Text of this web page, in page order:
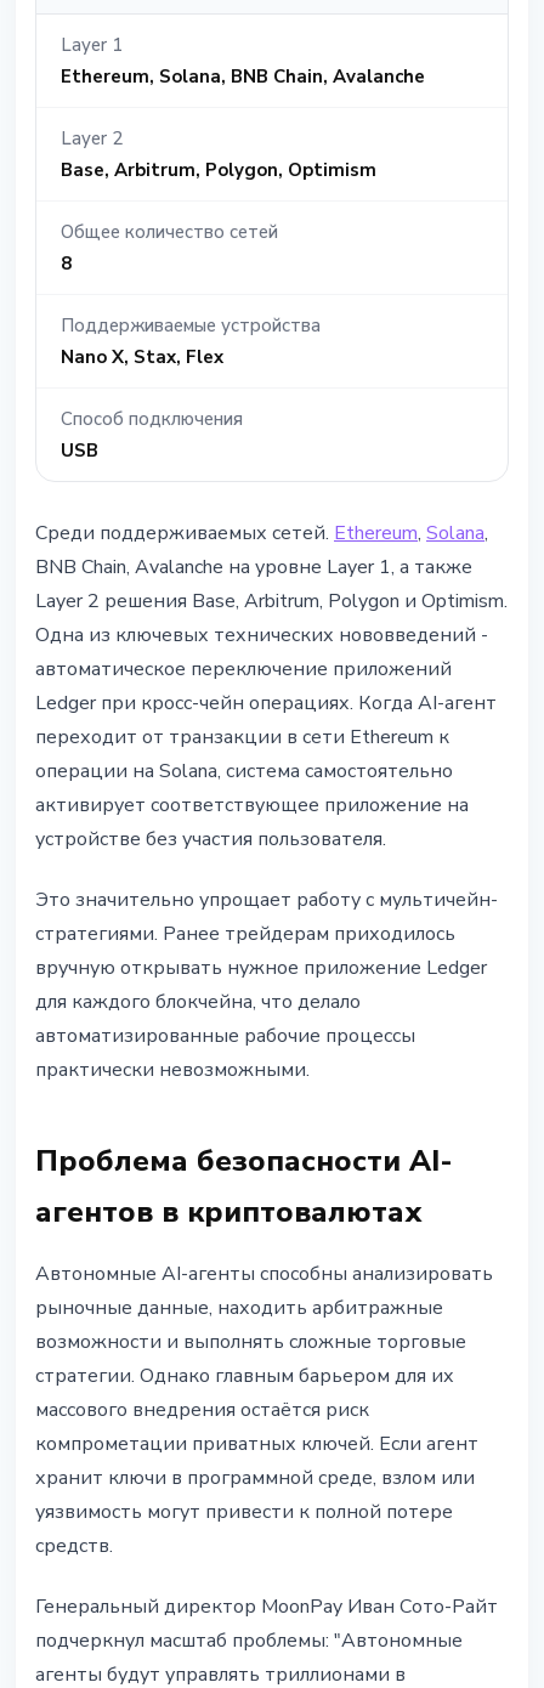
Layer 1
Ethereum, Solana, BNB Chain, Avalanche
Layer 2
Base, Arbitrum, Polygon, Optimism
Общее количество сетей
8
Поддерживаемые устройства
Nano X, Stax, Flex
Способ подключения
USB
Среди поддерживаемых сетей. Ethereum, Solana,
BNB Chain, Avalanche на уровне Layer 1, а также
Layer 2 решения Base, Arbitrum, Polygon и Optimism.
Одна из ключевых технических нововведений -
автоматическое переключение приложений
Ledger при кросс-чейн операциях. Когда AI-агент
переходит от транзакции в сети Ethereum к
операции на Solana, система самостоятельно
активирует соответствующее приложение на
устройстве без участия пользователя.
Это значительно упрощает работу с мультичейн-
стратегиями. Ранее трейдерам приходилось
вручную открывать нужное приложение Ledger
для каждого блокчейна, что делало
автоматизированные рабочие процессы
практически невозможными.
Проблема безопасности AI-
агентов в криптовалютах
Автономные AI-агенты способны анализировать
рыночные данные, находить арбитражные
возможности и выполнять сложные торговые
стратегии. Однако главным барьером для их
массового внедрения остаётся риск
компрометации приватных ключей. Если агент
хранит ключи в программной среде, взлом или
уязвимость могут привести к полной потере
средств.
Генеральный директор MoonPay Иван Сото-Райт
подчеркнул масштаб проблемы: "Автономные
агенты будут управлять триллионами в